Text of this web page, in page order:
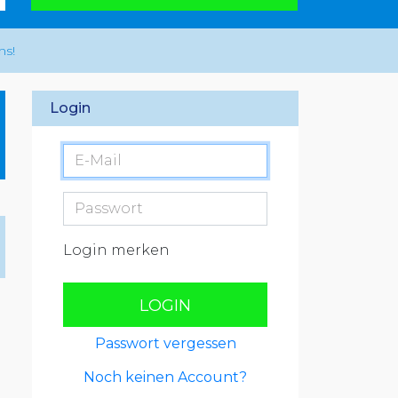
Login
Login merken
LOGIN
Passwort vergessen
Noch keinen Account?